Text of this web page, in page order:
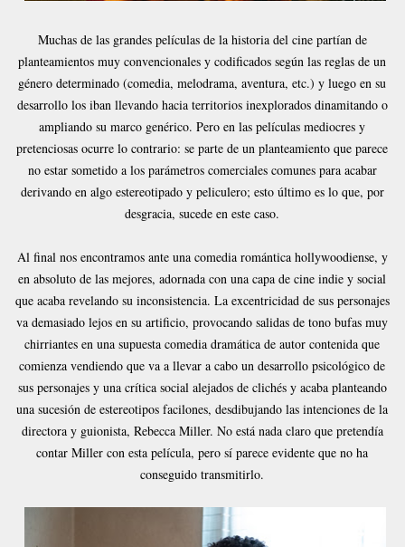
Muchas de las grandes películas de la historia del cine partían de
planteamientos muy convencionales y codificados según las reglas de un
género determinado (comedia, melodrama, aventura, etc.) y luego en su
desarrollo los iban llevando hacia territorios inexplorados dinamitando o
ampliando su marco genérico. Pero en las películas mediocres y
pretenciosas ocurre lo contrario: se parte de un planteamiento que parece
no estar sometido a los parámetros comerciales comunes para acabar
derivando en algo estereotipado y peliculero; esto último es lo que, por
desgracia, sucede en este caso.
Al final nos encontramos ante una comedia romántica hollywoodiense, y
en absoluto de las mejores, adornada con una capa de cine indie y social
que acaba revelando su inconsistencia. La excentricidad de sus personajes
va demasiado lejos en su artificio, provocando salidas de tono bufas muy
chirriantes en una supuesta comedia dramática de autor contenida que
comienza vendiendo que va a llevar a cabo un desarrollo psicológico de
sus personajes y una crítica social alejados de clichés y acaba planteando
una sucesión de estereotipos facilones, desdibujando las intenciones de la
directora y guionista, Rebecca Miller. No está nada claro que pretendía
contar Miller con esta película, pero sí parece evidente que no ha
conseguido transmitirlo.